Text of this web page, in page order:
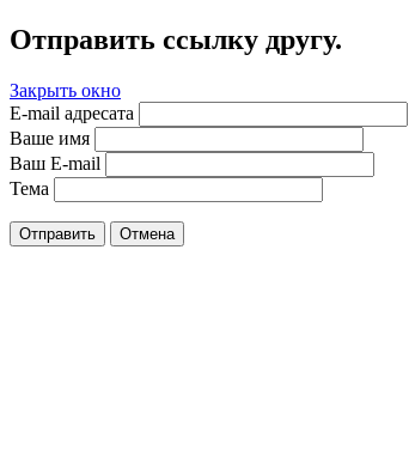
Отправить ссылку другу.
Закрыть окно
E-mail адресата
Ваше имя
Ваш E-mail
Тема
Отправить Отмена